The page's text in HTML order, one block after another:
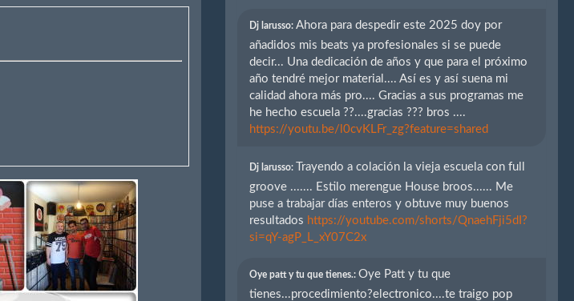
Dj larusso:Ahora para despedir este 2025 doy por
añadidos mis beats ya profesionales si se puede
decir... Una dedicación de años y que para el próximo
año tendré mejor material.... Así es y así suena mi
calidad ahora más pro.... Gracias a sus programas me
he hecho escuela ??....gracias ??? bros ....
https://youtu.be/l0cvKLFr_zg?feature=shared
Dj larusso: Trayendo a colación la vieja escuela con full
groove ....... Estilo merengue House broos...... Me
puse a trabajar días enteros y obtuve muy buenos
resultados https://youtube.com/shorts/QnaehFji5dI?
si=qY-agP_L_xY07C2x
Oye patt y tu que tienes.:Oye Patt y tu que
tienes...procedimiento?electronico....te traigo pop